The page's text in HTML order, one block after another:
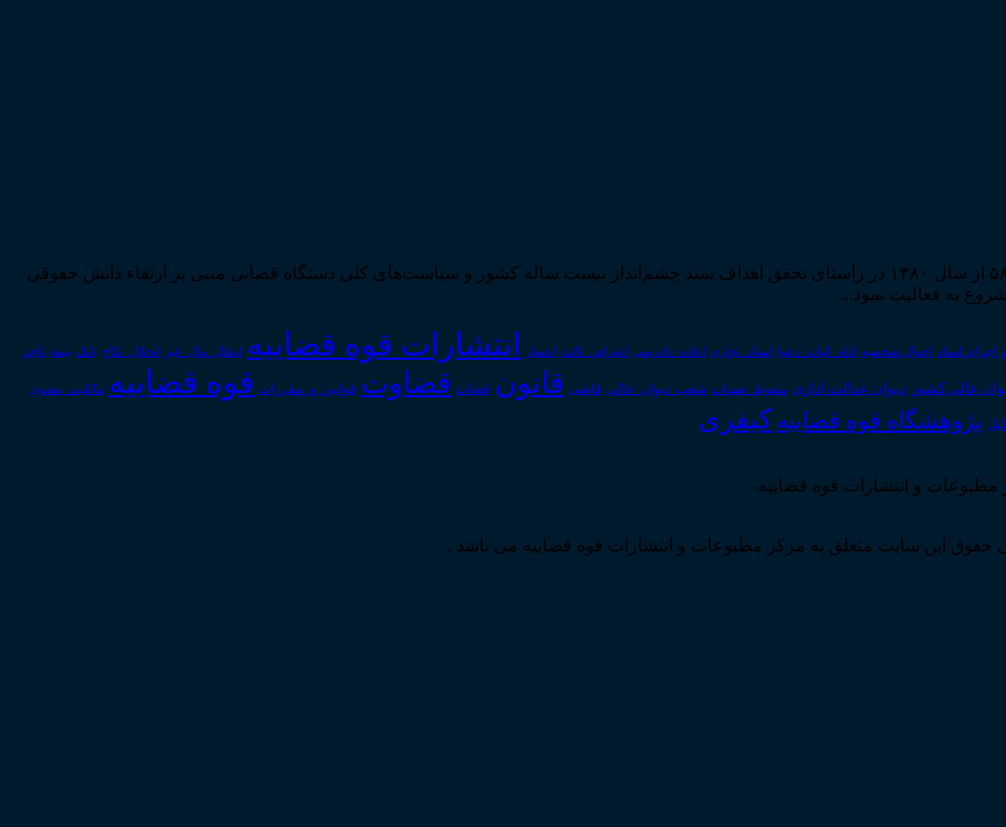
مرکز مطبوعات و انتشارات قوه قضاییه به استناد مجوز شماره ۵۸۸۴ از سال ۱۳۸۰ در راستای تحقق اهداف سند چشم‌انداز بیست ساله کشور و سیاست‌های کلی دستگاه قضایی مبنی بر ارتقاء دانش حقوقی
اجرای اسناد احوال شخصیه ادله_اثبات_دعوا اسناد_تجاری اعاده_دادرسی اعتراض_ثالث اعسار انتشارات قوه قضاییه انتقال_مال_غیر انحلال_نکاح بانک بیمه تاجر
عالی کشور دیوان عدالت اداری سقوط_تعهدات شعب_دیوان_عالی قاضی قانون قضات قضاوت قوانین_و_مقررات قوه قضاییه مالکیت_معنوی
پژوهشگاه قوه قضاییه کیفری
و انتشارات قوه قضاییه
حقوق این سایت متعلق به مرکز مطبوعات و انتشارات قوه قضاییه می باشد .